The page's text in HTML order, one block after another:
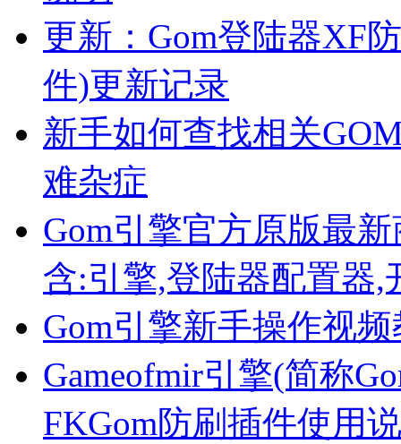
更新：Gom登陆器XF
件)更新记录
新手如何查找相关
难杂症
Gom引擎官方原版最
含:引擎,登陆器配置器,
Gom引擎新手操作视
Gameofmir引擎(简称
FKGom防刷插件使用